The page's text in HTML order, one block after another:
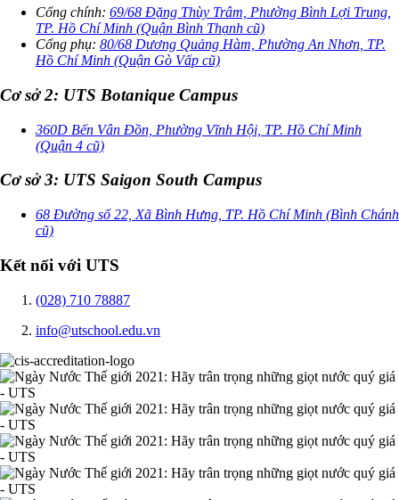
Cổng chính: 69/68 Đặng Thùy Trâm, Phường Bình Lợi Trung,
TP. Hồ Chí Minh (Quận Bình Thạnh cũ)
Cổng phụ: 80/68 Dương Quảng Hàm, Phường An Nhơn, TP.
Hồ Chí Minh (Quận Gò Vấp cũ)
Cơ sở 2: UTS Botanique Campus
360D Bến Vân Đồn, Phường Vĩnh Hội, TP. Hồ Chí Minh
(Quận 4 cũ)
Cơ sở 3: UTS Saigon South Campus
68 Đường số 22, Xã Bình Hưng, TP. Hồ Chí Minh (Bình Chánh
cũ)
Kết nối với UTS
(028) 710 78887
info@utschool.edu.vn